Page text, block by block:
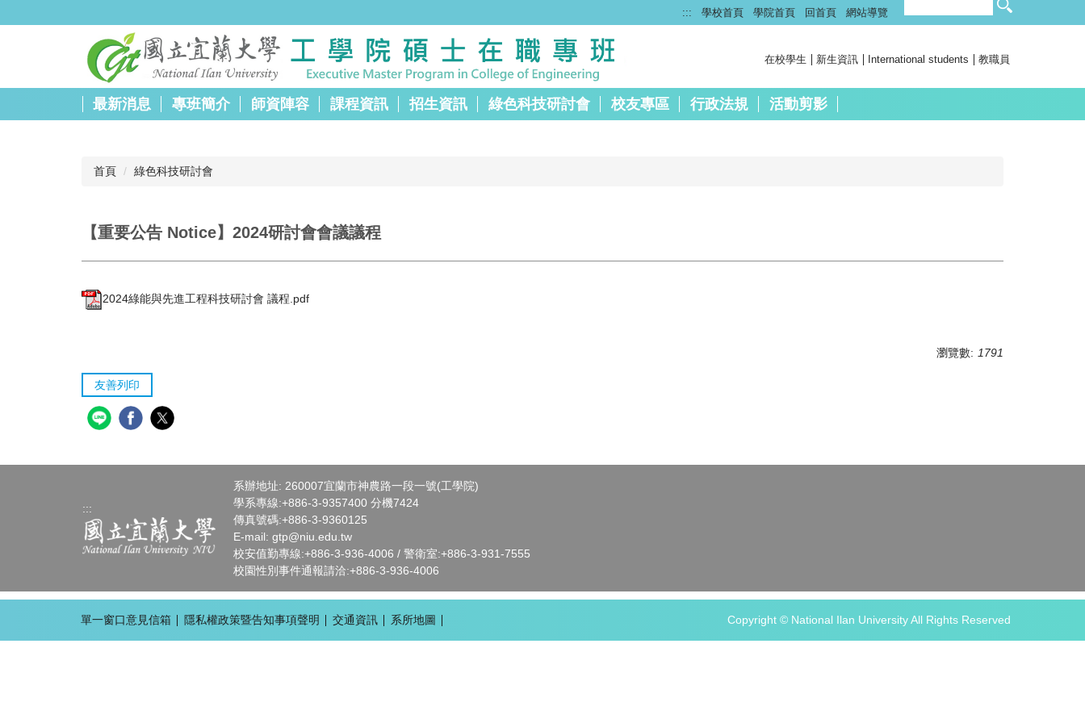
到
::: 學校首頁 學院首頁 回首頁 網站導覽
在校學生 新生資訊 International students 教職員
最新消息 專班簡介 師資陣容 課程資訊 招生資訊 綠色科技研討會 校友專區 行政法規 活動剪影
首頁 綠色科技研討會
【重要公告 Notice】2024研討會會議議程
2024綠能與先進工程科技研討會 議程.pdf
瀏覽數: 1791
友善列印
:::
系辦地址: 260007宜蘭市神農路一段一號(工學院)
學系專線:+886-3-9357400 分機7424
傳真號碼:+886-3-9360125
E-mail:gtp@niu.edu.tw
校安值勤專線:+886-3-936-4006 / 警衛室:+886-3-931-7555
校園性別事件通報請洽:+886-3-936-4006
單一窗口意見信箱 隱私權政策暨告知事項聲明 交通資訊 系所地圖 Copyright © National Ilan University All Rights Reserved